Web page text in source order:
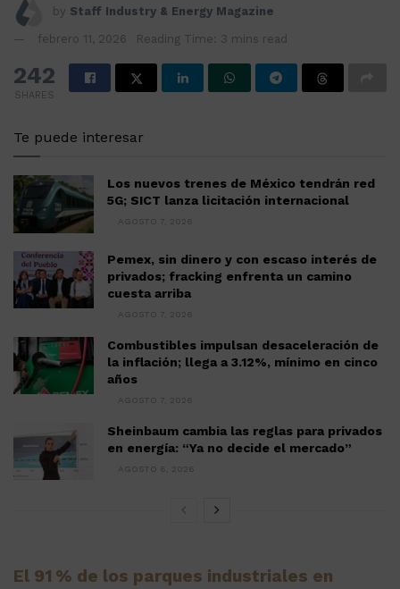
by Staff Industry & Energy Magazine
febrero 11, 2026 Reading Time: 3 mins read
242
SHARES
Te puede interesar
Los nuevos trenes de México tendrán red
5G; SICT lanza licitación internacional
AGOSTO 7, 2026
Pemex, sin dinero y con escaso interés de
privados; fracking enfrenta un camino
cuesta arriba
AGOSTO 7, 2026
Combustibles impulsan desaceleración de
la inflación; llega a 3.12%, mínimo en cinco
años
AGOSTO 7, 2026
Sheinbaum cambia las reglas para privados
en energía: “Ya no decide el mercado”
AGOSTO 6, 2026
El 91 % de los parques industriales en